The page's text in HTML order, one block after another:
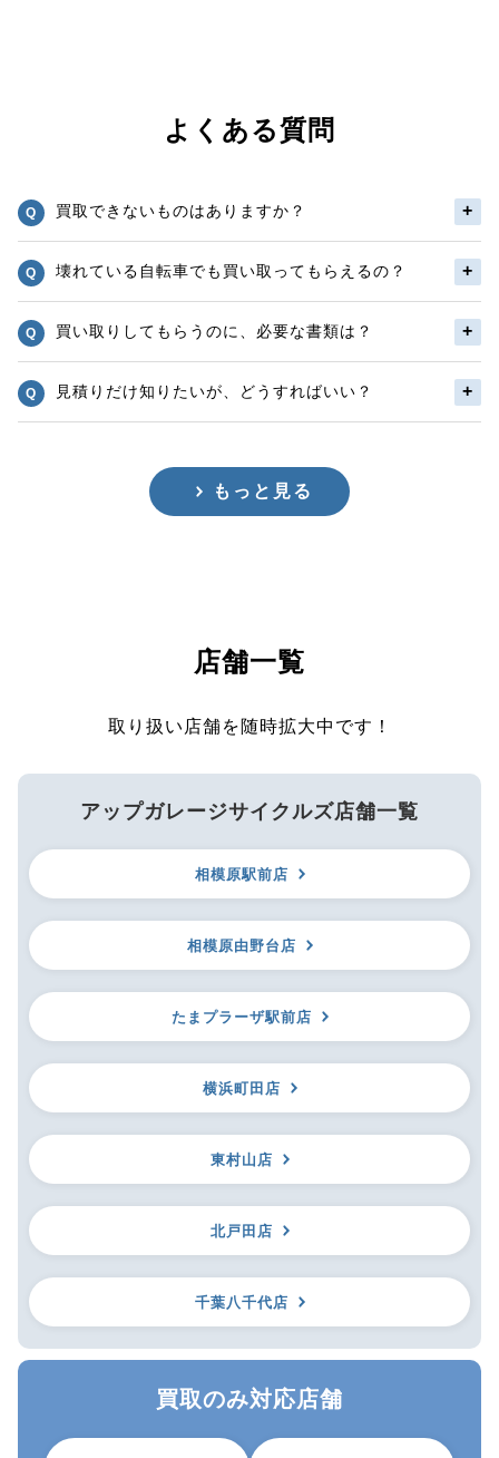
よくある質問
買取できないものはありますか？
壊れている自転車でも買い取ってもらえるの？
買い取りしてもらうのに、必要な書類は？
見積りだけ知りたいが、どうすればいい？
もっと見る
店舗一覧
取り扱い店舗を随時拡大中です！
アップガレージサイクルズ店舗一覧
相模原駅前店
相模原由野台店
たまプラーザ駅前店
横浜町田店
東村山店
北戸田店
千葉八千代店
買取のみ対応店舗